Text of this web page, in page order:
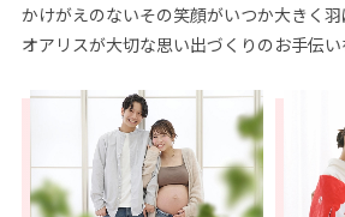
かけがえのないその笑顔がいつか大きく
オアリスが大切な思い出づくりのお手伝い